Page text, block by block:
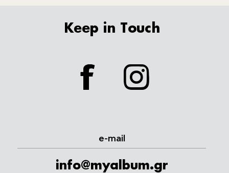
Keep in Touch
facebook
e-mail
info@myalbum.gr